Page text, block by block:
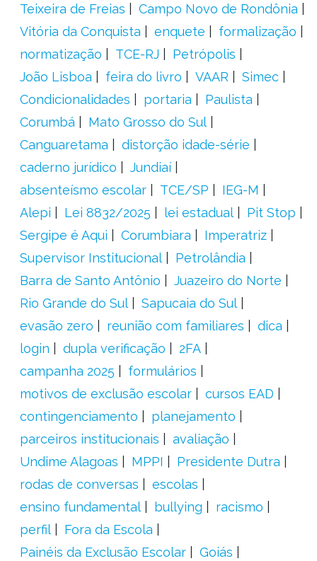
Teixeira de Freias
Campo Novo de Rondônia
Vitória da Conquista
enquete
formalização
normatização
TCE-RJ
Petrópolis
João Lisboa
feira do livro VAAR
Simec
Condicionalidades
portaria
Paulista
Corumbá
Mato Grosso do Sul
Canguaretama
distorção idade-série
caderno jurídico
Jundiaí
absenteísmo escolar
TCE/SP
IEG-M
Alepi
Lei 8832/2025 lei estadual
Pit Stop
Sergipe é Aqui
Corumbiara
Imperatriz
Supervisor Institucional
Petrolândia
Barra de Santo Antônio
Juazeiro do Norte
Rio Grande do Sul
Sapucaia do Sul
evasão zero
reunião com familiares
dica
login
dupla verificação
2FA
campanha 2025
formulários
motivos de exclusão escolar
cursos EAD
contingenciamento
planejamento
parceiros institucionais
avaliação
Undime Alagoas
MPPI
Presidente Dutra
rodas de conversas
escolas
ensino fundamental
bullying
racismo
perfil
Fora da Escola
Painéis da Exclusão Escolar
Goiás